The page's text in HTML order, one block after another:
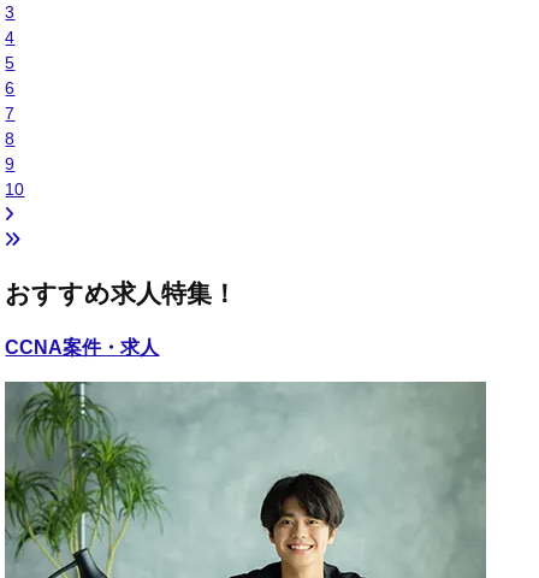
3
4
5
6
7
8
9
10
おすすめ求人特集！
CCNA案件・求人